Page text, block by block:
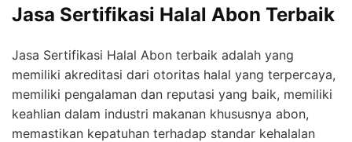
Jasa Sertifikasi Halal Abon Terbaik
Jasa Sertifikasi Halal Abon terbaik adalah yang
memiliki akreditasi dari otoritas halal yang terpercaya,
memiliki pengalaman dan reputasi yang baik, memiliki
keahlian dalam industri makanan khususnya abon,
memastikan kepatuhan terhadap standar kehalalan